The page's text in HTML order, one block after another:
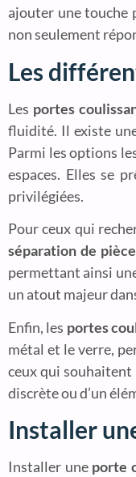
ajouter une touche
non seulement
Les
Les portes
fluidité. Il existe
Parmi les options
espaces. Elles se
privilégiées.
Pour ceux qui
séparation de pièce
permettant ainsi
un atout majeur
Enfin, les portes
métal et le verre,
ceux qui
discrète ou d’un
Installer
Installer une porte